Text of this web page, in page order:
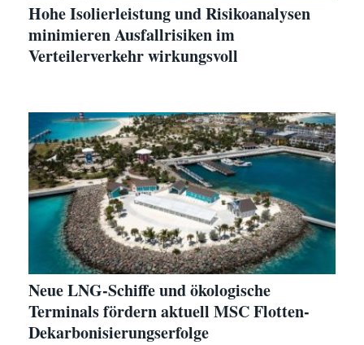
Hohe Isolierleistung und Risikoanalysen
minimieren Ausfallrisiken im
Verteilerverkehr wirkungsvoll
Neue LNG-Schiffe und ökologische
Terminals fördern aktuell MSC Flotten-
Dekarbonisierungserfolge